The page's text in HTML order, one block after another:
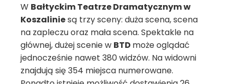
W Bałtyckim Teatrze Dramatycznym w
Koszaliniesą trzy sceny: duża scena, scena
na zapleczu oraz mała scena. Spektakle na
głównej, dużej scenie w BTD może oglądać
jednocześnie nawet 380 widzów. Na widowni
znajdują się 354 miejsca numerowane.